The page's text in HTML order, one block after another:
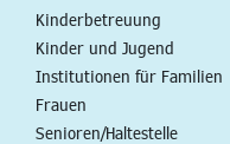
Kinderbetreuung
Kinder und Jugend
Institutionen für Familien
Frauen
Senioren/Haltestelle